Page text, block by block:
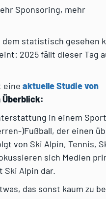
Sponsoring, mehr
dem statistisch gesehen
2025 fällt dieser Tag
eine aktuelle Studie von
in einem
)Fußball, der einen
von Ski Alpin, Tennis,
sich Medien
Ski Alpin dar.
das sonst kaum zu